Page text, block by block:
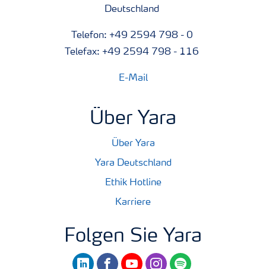
Deutschland
Telefon: +49 2594 798 - 0
Telefax: +49 2594 798 - 116
E-Mail
Über Yara
Über Yara
Yara Deutschland
Ethik Hotline
Karriere
Folgen Sie Yara
linkedinfacebookyoutubeinstagram
spotify